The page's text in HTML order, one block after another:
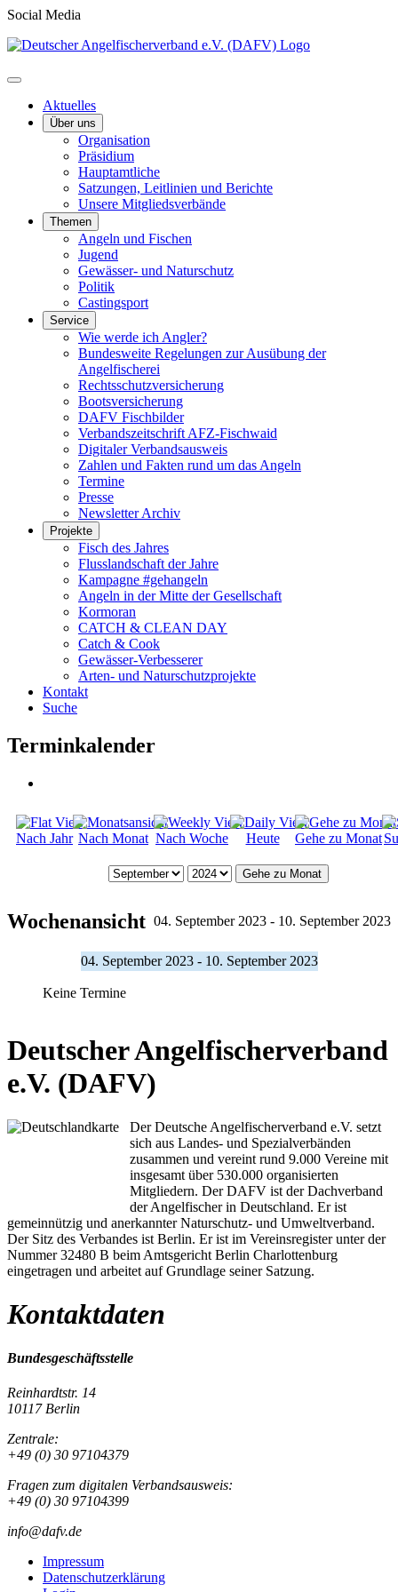
Social Media
Aktuelles
Über uns
Organisation
Präsidium
Hauptamtliche
Satzungen, Leitlinien und Berichte
Unsere Mitgliedsverbände
Themen
Angeln und Fischen
Jugend
Gewässer- und Naturschutz
Politik
Castingsport
Service
Wie werde ich Angler?
Bundesweite Regelungen zur Ausübung der
Angelfischerei
Rechtsschutzversicherung
Bootsversicherung
DAFV Fischbilder
Verbandszeitschrift AFZ-Fischwaid
Digitaler Verbandsausweis
Zahlen und Fakten rund um das Angeln
Termine
Presse
Newsletter Archiv
Projekte
Fisch des Jahres
Flusslandschaft der Jahre
Kampagne #gehangeln
Angeln in der Mitte der Gesellschaft
Kormoran
CATCH & CLEAN DAY
Catch & Cook
Gewässer-Verbesserer
Arten- und Naturschutzprojekte
Kontakt
Suche
Terminkalender
Nach Jahr Nach Monat Nach Woche Heute Gehe zu Monat
Gehe zu Monat
Wochenansicht 04. September 2023 - 10. September 2023
04. September 2023 - 10. September 2023
Keine Termine
Deutscher Angelfischerverband
e.V. (DAFV)
Der Deutsche Angelfischerverband e.V. setzt
sich aus Landes- und Spezialverbänden
zusammen und vereint rund 9.000 Vereine mit
insgesamt über 530.000 organisierten
Mitgliedern. Der DAFV ist der Dachverband
der Angelfischer in Deutschland. Er ist
gemeinnützig und anerkannter Naturschutz- und Umweltverband.
Der Sitz des Verbandes ist Berlin. Er ist im Vereinsregister unter der
Nummer 32480 B beim Amtsgericht Berlin Charlottenburg
eingetragen und arbeitet auf Grundlage seiner Satzung.
Kontaktdaten
Bundesgeschäftsstelle
Reinhardtstr. 14
10117 Berlin
Zentrale:
+49 (0) 30 97104379
Fragen zum digitalen Verbandsausweis:
+49 (0) 30 97104399
info@dafv.de
Impressum
Datenschutzerklärung